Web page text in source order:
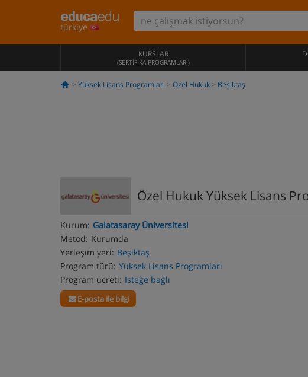
türkiye
KURSLAR
(SERTIFIKA PROGRAMLARI)
Yüksek Lisans Programları Özel Hukuk Beşiktaş
Özel Hukuk Yüksek Lisans
Kurum: Galatasaray Üniversitesi
Metod: Kurumda
Yerleşim yeri: Beşiktaş
Program türü: Yüksek Lisans Programları
Program ücreti: Isteğe bağlı
E-posta ile bilgi